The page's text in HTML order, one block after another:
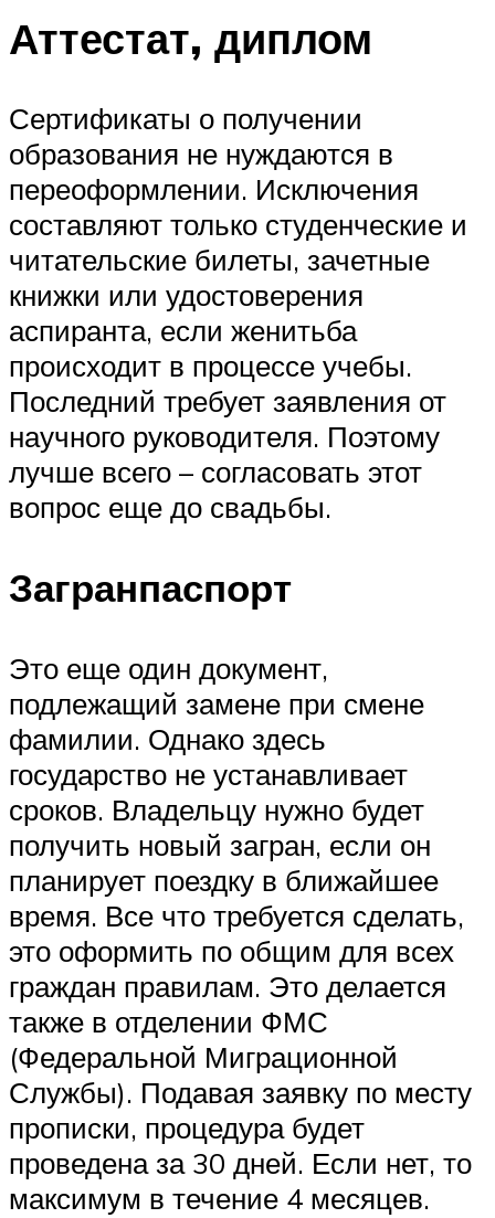
Аттестат, диплом
Сертификаты о получении
образования не нуждаются в
переоформлении. Исключения
составляют только студенческие и
читательские билеты, зачетные
книжки или удостоверения
аспиранта, если женитьба
происходит в процессе учебы.
Последний требует заявления от
научного руководителя. Поэтому
лучше всего – согласовать этот
вопрос еще до свадьбы.
Загранпаспорт
Это еще один документ,
подлежащий замене при смене
фамилии. Однако здесь
государство не устанавливает
сроков. Владельцу нужно будет
получить новый загран, если он
планирует поездку в ближайшее
время. Все что требуется сделать,
это оформить по общим для всех
граждан правилам. Это делается
также в отделении ФМС
(Федеральной Миграционной
Службы). Подавая заявку по месту
прописки, процедура будет
проведена за 30 дней. Если нет, то
максимум в течение 4 месяцев.